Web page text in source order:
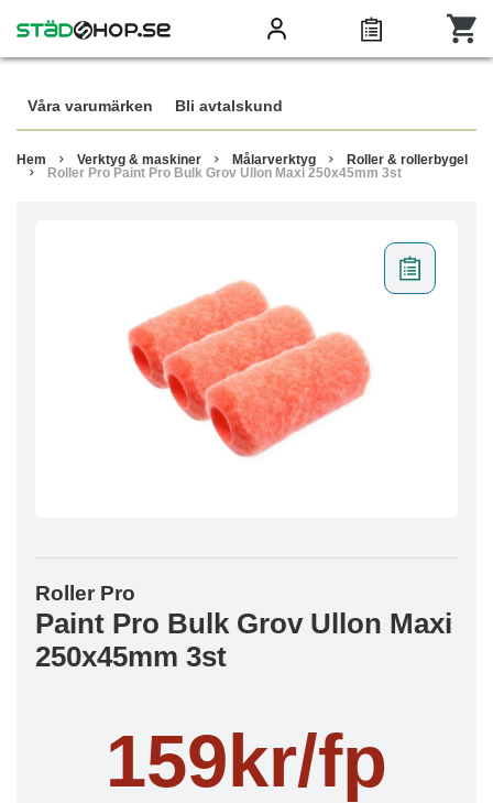
Våra varumärken Bli avtalskund
Hem Verktyg & maskiner Målarverktyg
Roller & rollerbygel
Roller Pro Paint Pro Bulk Grov Ullon Maxi 250x45mm 3st
Roller Pro
Paint Pro Bulk Grov Ullon Maxi
250x45mm 3st
159kr/fp